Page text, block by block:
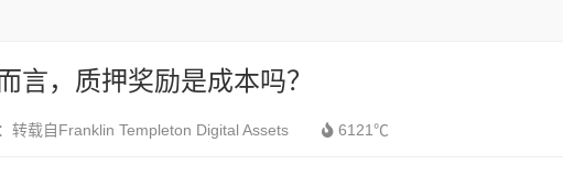
言，质押奖励是成本吗？
转载自Franklin Templeton Digital Assets 6121℃